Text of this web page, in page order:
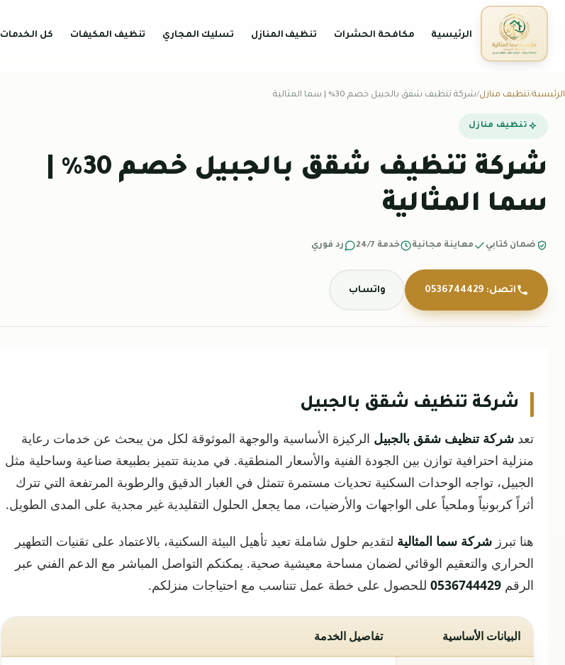
الرئيسية مكافحة الحشرات تنظيف المنازل تسليك المجاري تنظيف المكيفات كل الخدمات
الرئيسية تنظيف منازل شركة تنظيف شقق بالجبيل خصم 30% | سما المثالية
تنظيف منازل
شركة تنظيف شقق بالجبيل خصم 30% |
سما المثالية
ضمان كتابي معاينة مجانية خدمة 24/7 رد فوري
اتصل: 0536744429 واتساب
شركة تنظيف شقق بالجبيل
تعد شركة تنظيف شقق بالجبيل الركيزة الأساسية والوجهة الموثوقة لكل من يبحث عن خدمات رعاية
منزلية احترافية توازن بين الجودة الفنية والأسعار المنطقية. في مدينة تتميز بطبيعة صناعية وساحلية مثل
الجبيل، تواجه الوحدات السكنية تحديات مستمرة تتمثل في الغبار الدقيق والرطوبة المرتفعة التي تترك
أثراً كربونياً وملحياً على الواجهات والأرضيات، مما يجعل الحلول التقليدية غير مجدية على المدى الطويل.
هنا تبرز شركة سما المثالية لتقديم حلول شاملة تعيد تأهيل البيئة السكنية، بالاعتماد على تقنيات التطهير
الحراري والتعقيم الوقائي لضمان مساحة معيشية صحية. يمكنكم التواصل المباشر مع الدعم الفني عبر
الرقم 0536744429 للحصول على خطة عمل تتناسب مع احتياجات منزلكم.
البيانات الأساسية تفاصيل الخدمة